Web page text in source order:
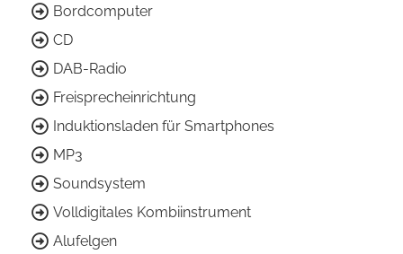
Bordcomputer
CD
DAB-Radio
Freisprecheinrichtung
Induktionsladen für Smartphones
MP3
Soundsystem
Volldigitales Kombiinstrument
Alufelgen